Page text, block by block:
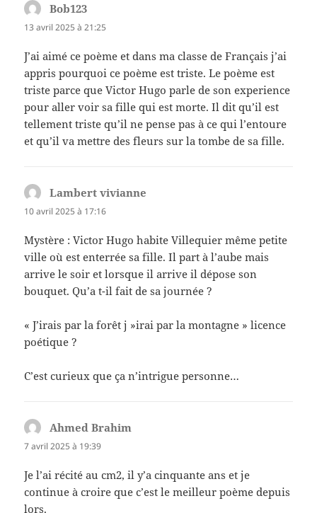
Bob123
13 avril 2025 à 21:25
J’ai aimé ce poème et dans ma classe de Français j’ai
appris pourquoi ce poème est triste. Le poème est
triste parce que Victor Hugo parle de son experience
pour aller voir sa fille qui est morte. Il dit qu’il est
tellement triste qu’il ne pense pas à ce qui l’entoure
et qu’il va mettre des fleurs sur la tombe de sa fille.
Lambert vivianne
10 avril 2025 à 17:16
Mystère : Victor Hugo habite Villequier même petite
ville où est enterrée sa fille. Il part à l’aube mais
arrive le soir et lorsque il arrive il dépose son
bouquet. Qu’a t-il fait de sa journée ?
« J’irais par la forêt j »irai par la montagne » licence
poétique ?
C’est curieux que ça n’intrigue personne…
Ahmed Brahim
7 avril 2025 à 19:39
Je l’ai récité au cm2, il y’a cinquante ans et je
continue à croire que c’est le meilleur poème depuis
lors.